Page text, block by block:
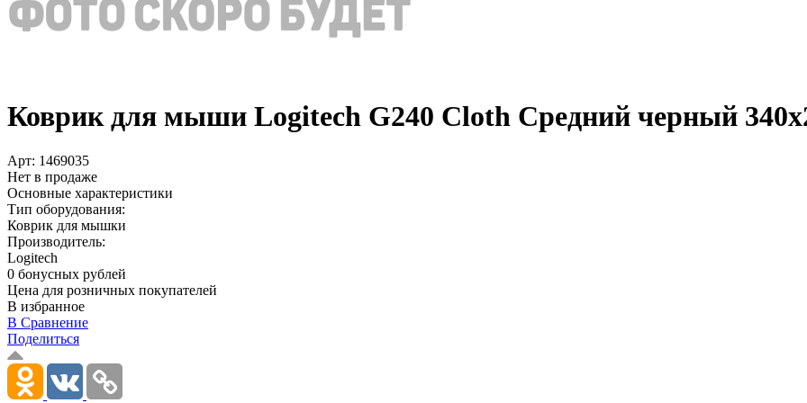
Коврик для мыши Logitech G240 Cloth Средний черный
Арт: 1469035
Нет в продаже
Основные характеристики
Тип оборудования:
Коврик для мышки
Производитель:
Logitech
0 бонусных рублей
Цена для розничных покупателей
В избранное
В Сравнение
Поделиться